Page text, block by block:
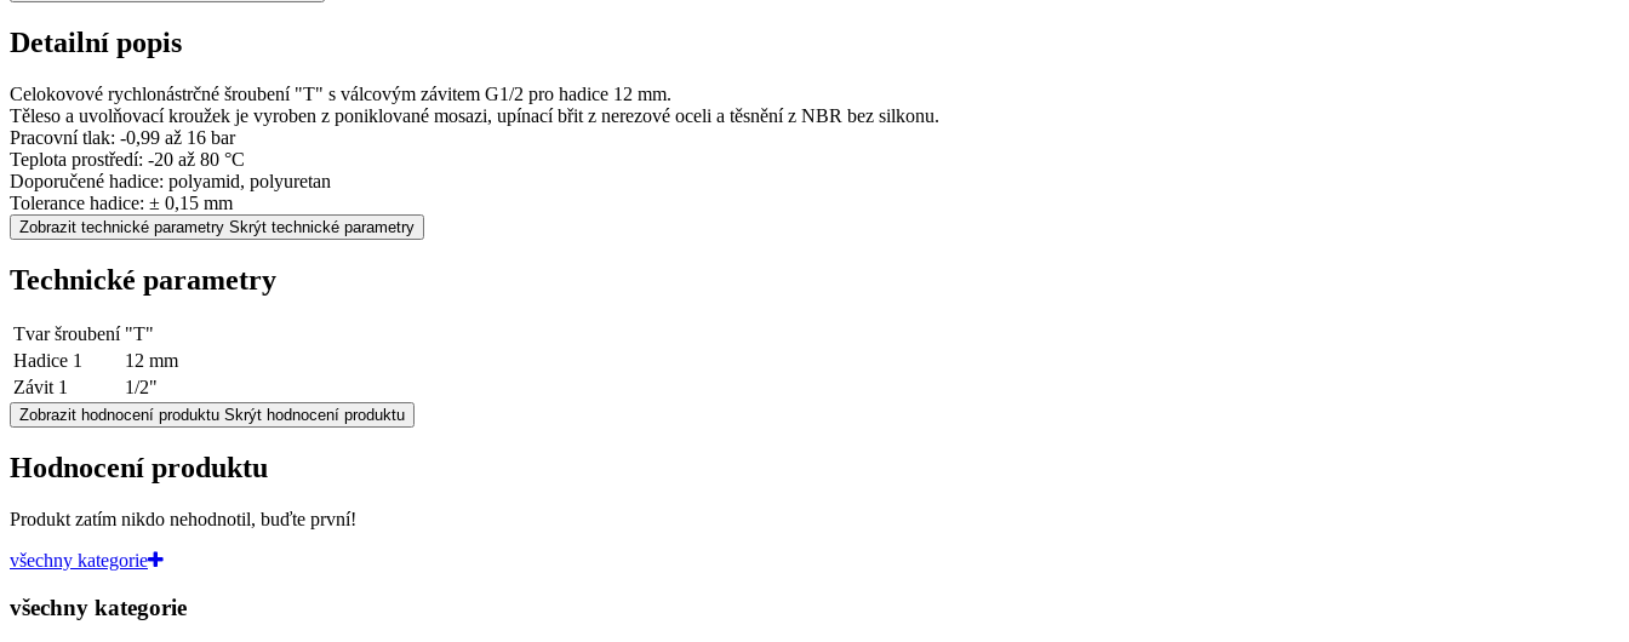
Detailní popis
Celokovové rychlonástrčné šroubení "T" s válcovým závitem G1/2 pro hadice 12 mm.
Těleso a uvolňovací kroužek je vyroben z poniklované mosazi, upínací břit z nerezové oceli a těsnění z NBR bez silkonu.
Pracovní tlak: -0,99 až 16 bar
Teplota prostředí: -20 až 80 °C
Doporučené hadice: polyamid, polyuretan
Tolerance hadice: ± 0,15 mm
Zobrazit technické parametry Skrýt technické parametry
Technické parametry
Tvar šroubení "T"
Hadice 1
12 mm
Závit 1
1/2"
Zobrazit hodnocení produktu Skrýt hodnocení produktu
Hodnocení produktu
Produkt zatím nikdo nehodnotil, buďte první!
všechny kategorie
všechny kategorie